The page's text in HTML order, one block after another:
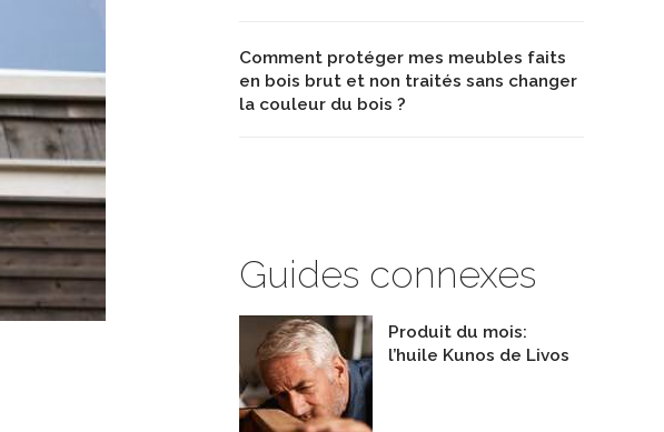
Comment protéger mes meubles faits
en bois brut et non traités sans changer
la couleur du bois ?
Guides connexes
Produit du mois:
l’huile Kunos de Livos